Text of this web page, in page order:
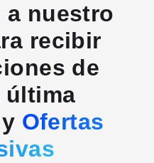
a nuestro
recibir
de
última
Ofertas